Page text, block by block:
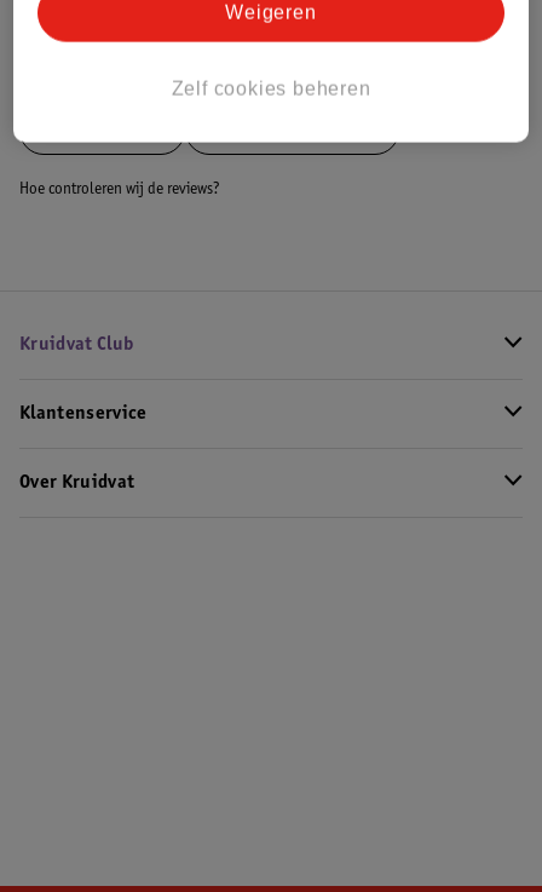
Hoe controleren wij de reviews?
Kruidvat Club
Klantenservice
Over Kruidvat
Zelf cookies beheren
Weigeren